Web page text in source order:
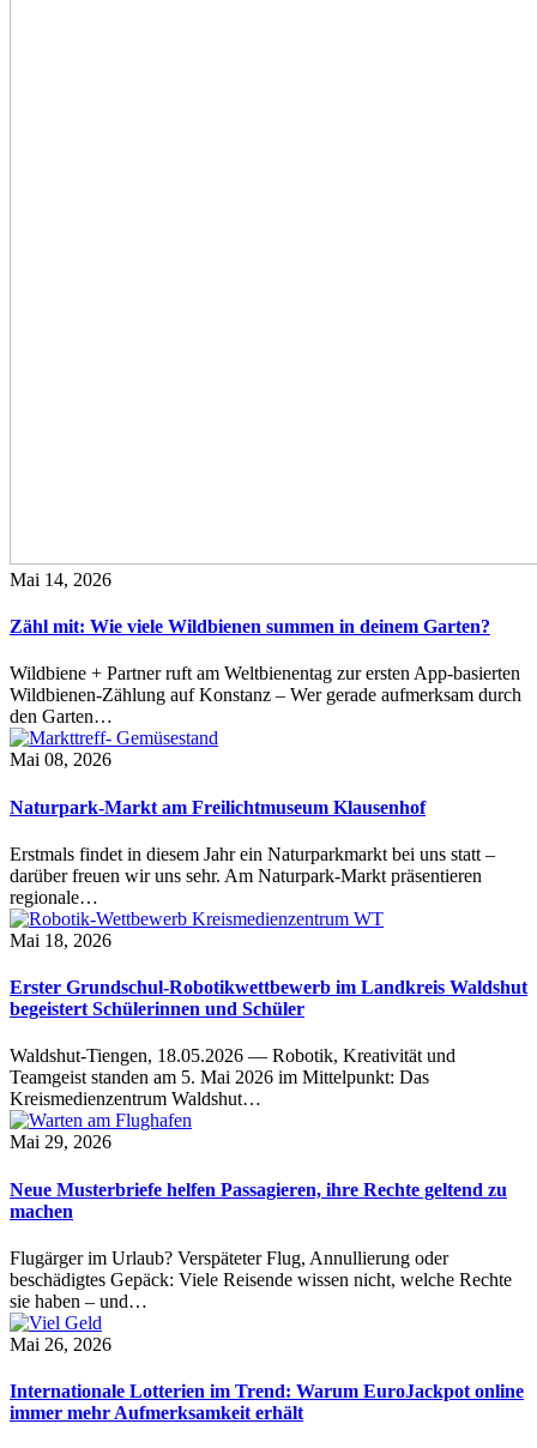
Mai 14, 2026
Zähl mit: Wie viele Wildbienen summen in deinem Garten?
Wildbiene + Partner ruft am Weltbienentag zur ersten App-basierten
Wildbienen-Zählung auf Konstanz – Wer gerade aufmerksam durch
den Garten…
Mai 08, 2026
Naturpark-Markt am Freilichtmuseum Klausenhof
Erstmals findet in diesem Jahr ein Naturparkmarkt bei uns statt –
darüber freuen wir uns sehr. Am Naturpark-Markt präsentieren
regionale…
Mai 18, 2026
Erster Grundschul-Robotikwettbewerb im Landkreis Waldshut
begeistert Schülerinnen und Schüler
Waldshut-Tiengen, 18.05.2026 — Robotik, Kreativität und
Teamgeist standen am 5. Mai 2026 im Mittelpunkt: Das
Kreismedienzentrum Waldshut…
Mai 29, 2026
Neue Musterbriefe helfen Passagieren, ihre Rechte geltend zu
machen
Flugärger im Urlaub? Verspäteter Flug, Annullierung oder
beschädigtes Gepäck: Viele Reisende wissen nicht, welche Rechte
sie haben – und…
Mai 26, 2026
Internationale Lotterien im Trend: Warum EuroJackpot online
immer mehr Aufmerksamkeit erhält